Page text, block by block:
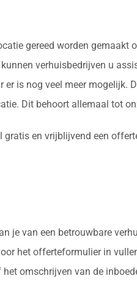
gereed worden gemaakt
verhuisbedrijven u
is nog veel meer mogelijk.
Dit behoort allemaal tot
en vrijblijvend een
je van een betrouwbare
het offerteformulier in
omschrijven van de